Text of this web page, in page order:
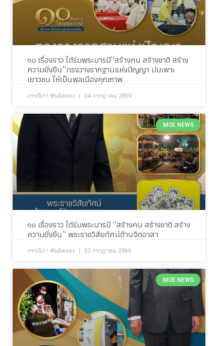
๑๐ เรื่องราว ใต้ร่มพระบารมี“สร้างคน สร้างชาติ สร้าง
ความยั่งยืน”ทรงวางรากฐานแห่งปัญญา บ่มเพาะ
เยาวชน ให้เป็นพลเมืองคุณภาพ
กรรณิกา พันธ์คลอง 24 กรกฎาคม 2569
MOE NEWS
๑๐ เรื่องราว ใต้ร่มพระบารมี “สร้างคน สร้างชาติ สร้าง
ความยั่งยืน” พระราชวิสัยทัศน์ด้านจิตอาสา
กรรณิกา พันธ์คลอง 23 กรกฎาคม 2569
MOE NEWS